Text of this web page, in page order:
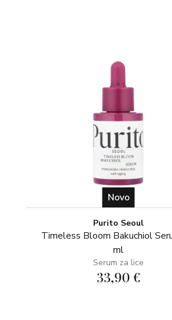
Novo
Purito Seoul
Timeless Bloom Bakuchiol
ml
Serum za lice
33,90 €